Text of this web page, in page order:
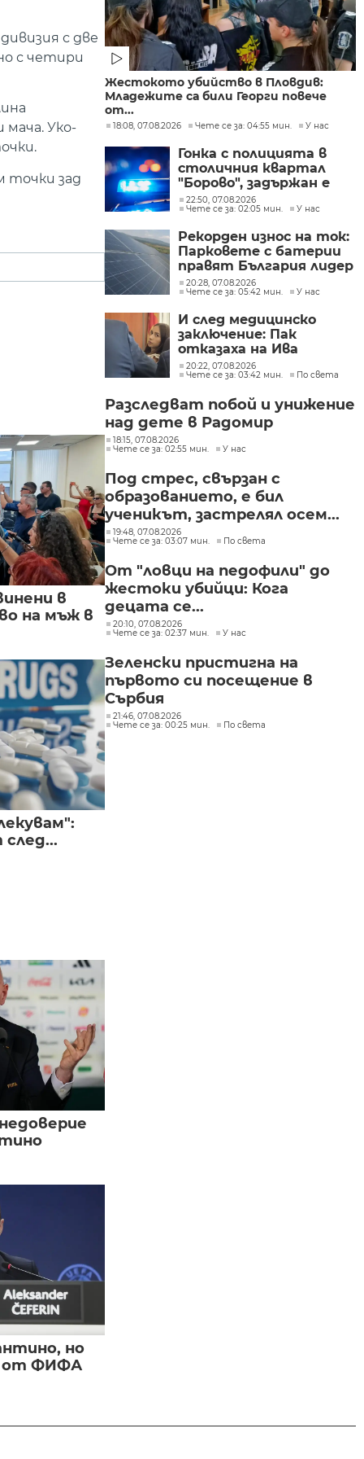
с две
с четири
Уко-
точки зад
в
на мъж в
но
от ФИФА
Жестокото убийство в Пловдив:
Младежите са били Георги повече
от...
18:08, 07.08.2026 Чете се за: 04:55 мин. У нас
Гонка с полицията в
столичния квартал
"Борово", задържан е
мъж, у когото са
намерени 460 000 евро
22:50, 07.08.2026
Чете се за: 02:05 мин.
У нас
Рекорден износ на ток:
Парковете с батерии
правят България лидер
на пазара
20:28, 07.08.2026
Чете се за: 05:42 мин.
У нас
И след медицинско
заключение: Пак
отказаха на Ива
Михайлова да се лекува
в България
20:22, 07.08.2026
Чете се за: 03:42 мин.
По света
Разследват побой и унижение
над дете в Радомир
18:15, 07.08.2026
Чете се за: 02:55 мин.
У нас
Под стрес, свързан с
образованието, е бил
ученикът, застрелял осем...
19:48, 07.08.2026
Чете се за: 03:07 мин.
По света
От "ловци на педофили" до
жестоки убийци: Кога
децата се...
20:10, 07.08.2026
Чете се за: 02:37 мин.
У нас
Зеленски пристигна на
първото си посещение в
Сърбия
21:46, 07.08.2026
Чете се за: 00:25 мин.
По света